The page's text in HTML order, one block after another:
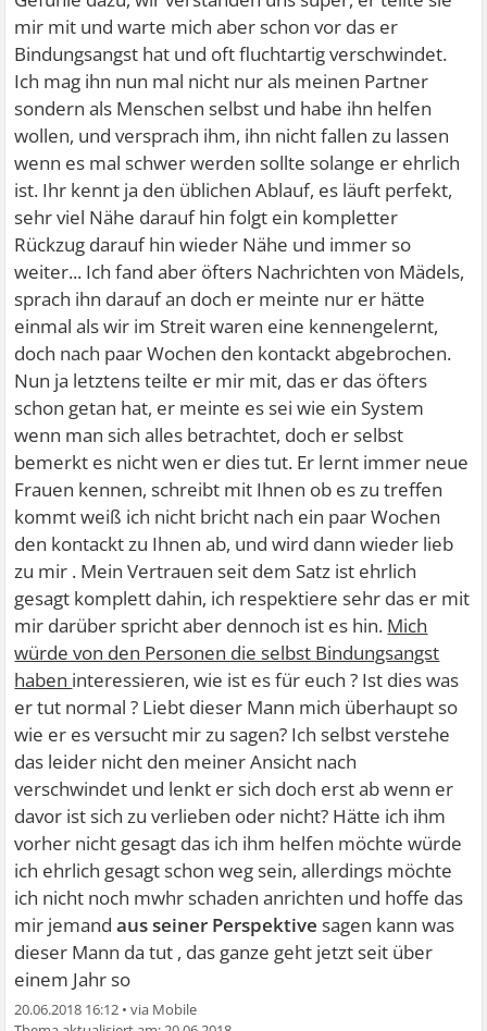
mir mit und warte mich aber schon vor das er
Bindungsangst hat und oft fluchtartig verschwindet.
Ich mag ihn nun mal nicht nur als meinen Partner
sondern als Menschen selbst und habe ihn helfen
wollen, und versprach ihm, ihn nicht fallen zu lassen
wenn es mal schwer werden sollte solange er ehrlich
ist. Ihr kennt ja den üblichen Ablauf, es läuft perfekt,
sehr viel Nähe darauf hin folgt ein kompletter
Rückzug darauf hin wieder Nähe und immer so
weiter... Ich fand aber öfters Nachrichten von Mädels,
sprach ihn darauf an doch er meinte nur er hätte
einmal als wir im Streit waren eine kennengelernt,
doch nach paar Wochen den kontackt abgebrochen.
Nun ja letztens teilte er mir mit, das er das öfters
schon getan hat, er meinte es sei wie ein System
wenn man sich alles betrachtet, doch er selbst
bemerkt es nicht wen er dies tut. Er lernt immer neue
Frauen kennen, schreibt mit Ihnen ob es zu treffen
kommt weiß ich nicht bricht nach ein paar Wochen
den kontackt zu Ihnen ab, und wird dann wieder lieb
zu mir . Mein Vertrauen seit dem Satz ist ehrlich
gesagt komplett dahin, ich respektiere sehr das er mit
mir darüber spricht aber dennoch ist es hin. Mich
würde von den Personen die selbst Bindungsangst
haben interessieren, wie ist es für euch ? Ist dies was
er tut normal ? Liebt dieser Mann mich überhaupt so
wie er es versucht mir zu sagen? Ich selbst verstehe
das leider nicht den meiner Ansicht nach
verschwindet und lenkt er sich doch erst ab wenn er
davor ist sich zu verlieben oder nicht? Hätte ich ihm
vorher nicht gesagt das ich ihm helfen möchte würde
ich ehrlich gesagt schon weg sein, allerdings möchte
ich nicht noch mwhr schaden anrichten und hoffe das
mir jemand aus seiner Perspektivesagen kann was
dieser Mann da tut , das ganze geht jetzt seit über
einem Jahr so
20.06.2018 16:12 •